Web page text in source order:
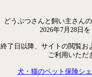
どうぶつさんと飼い主さん
2026年7月28日
終了日以降、サイトの閲覧お
ご利用いただ
犬・猫のペット保険シ